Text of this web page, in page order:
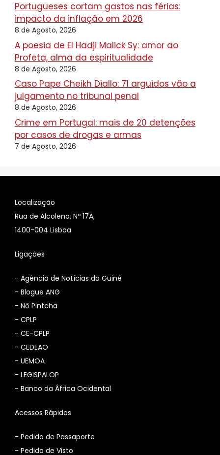
Portugueses cortam gastos nas férias:
impacto da inflação em 2026
8 de Agosto, 2026
A poesia de El Hadji Malick Sy: amor ao
Profeta, alma da espiritualidade
8 de Agosto, 2026
Caso Pape Cheikh Diallo: 71 arguidos vão a
julgamento no tribunal penal
8 de Agosto, 2026
Crime em Portugal: mais de 20 detenções
por casos de drogas e armas
7 de Agosto, 2026
Localização
Rua de Alcolena, Nº 17A,
1400-004 Lisboa
Ligações
- Agência de Notícias da Guiné
- Blogue ANG
- Nô Pintcha
- CPLP
- CE-CPLP
- CEDEAO
- UEMOA
- LEGISPALOP
- Banco da África Ocidental
Acessos Rápidos
- Pedido de Passaporte
- Pedido de Visto